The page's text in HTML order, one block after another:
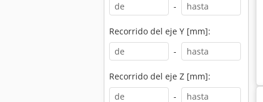
-
Recorrido del eje Y [mm]:
-
Recorrido del eje Z [mm]:
-